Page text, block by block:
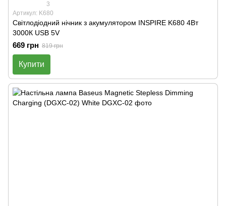
3
Артикул: K680
Світлодіодний нічник з акумулятором INSPIRE K680 4Вт
3000К USB 5V
669 грн 819 грн
Купити